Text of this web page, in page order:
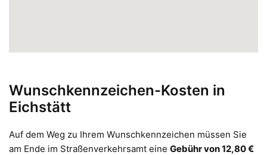
Wunschkennzeichen-Kosten in
Eichstätt
Auf dem Weg zu Ihrem Wunschkennzeichen müssen Sie
am Ende im Straßenverkehrsamt eine Gebühr von 12,80 €